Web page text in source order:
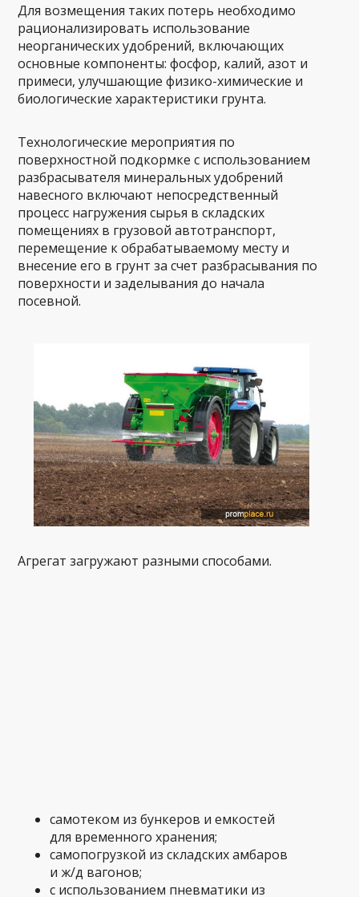
Для возмещения таких потерь необходимо
рационализировать использование
неорганических удобрений, включающих
основные компоненты: фосфор, калий, азот и
примеси, улучшающие физико-химические и
биологические характеристики грунта.
Технологические мероприятия по
поверхностной подкормке с использованием
разбрасывателя минеральных удобрений
навесного включают непосредственный
процесс нагружения сырья в складских
помещениях в грузовой автотранспорт,
перемещение к обрабатываемому месту и
внесение его в грунт за счет разбрасывания по
поверхности и заделывания до начала
посевной.
Агрегат загружают разными способами.
самотеком из бункеров и емкостей
для временного хранения;
самопогрузкой из складских амбаров
и ж/д вагонов;
с использованием пневматики из